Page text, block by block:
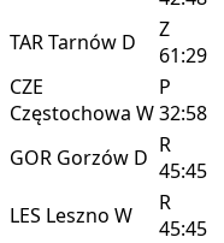
TARTarnów D
Z
61:29
CZE
Częstochowa W
P
32:58
GOR Gorzów D R
45:45
LES Leszno W
R
45:45